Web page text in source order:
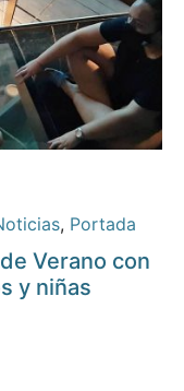
, Portada
Verano con
y niñas